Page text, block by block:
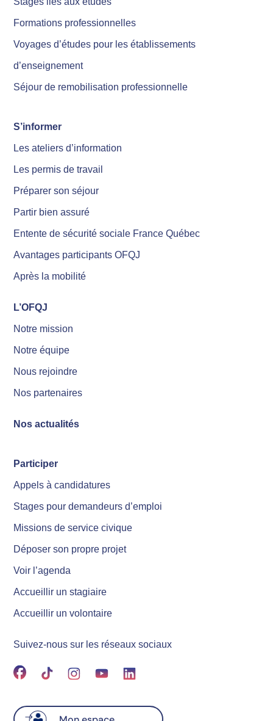
Formations professionnelles
Voyages d’études pour les établissements
d’enseignement
Séjour de remobilisation professionnelle
S’informer
Les ateliers d’information
Les permis de travail
Préparer son séjour
Partir bien assuré
Entente de sécurité sociale France Québec
Avantages participants OFQJ
Après la mobilité
L’OFQJ
Notre mission
Notre équipe
Nous rejoindre
Nos partenaires
Nos actualités
Participer
Appels à candidatures
Stages pour demandeurs d’emploi
Missions de service civique
Déposer son propre projet
Voir l’agenda
Accueillir un stagiaire
Accueillir un volontaire
Suivez-nous sur les réseaux sociaux